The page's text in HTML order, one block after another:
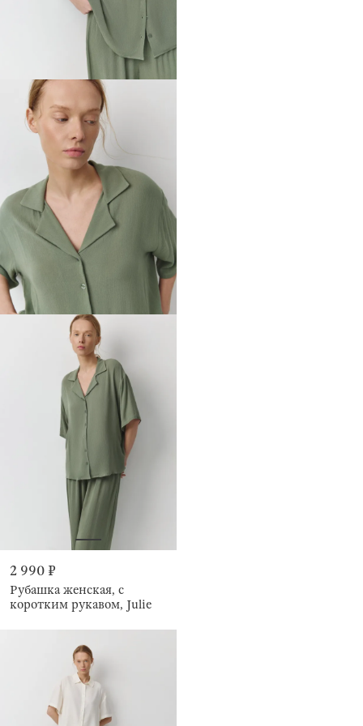
2 990 ₽
Рубашка женская, с
коротким рукавом, Julie